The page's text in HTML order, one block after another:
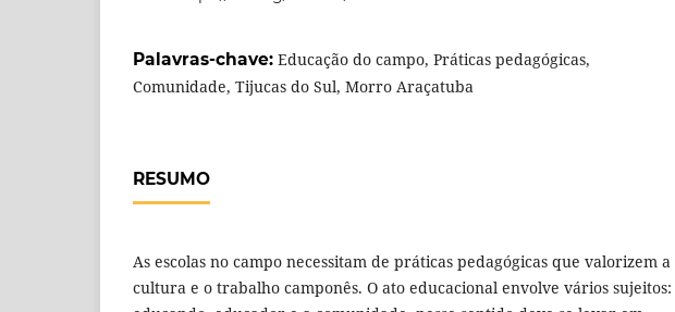
Palavras-chave: Educação do campo, Práticas pedagógicas,
Comunidade, Tijucas do Sul, Morro Araçatuba
RESUMO
As escolas no campo necessitam de práticas pedagógicas que valorizem a
cultura e o trabalho camponês. O ato educacional envolve vários sujeitos: